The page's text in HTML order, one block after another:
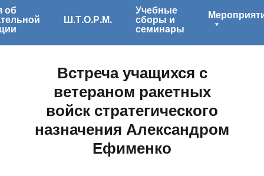
об
Ш.Т.О.Р.М.
Учебные
сборы и
семинары
Встреча учащихся с
ветераном ракетных
войск стратегического
назначения Александром
Ефименко